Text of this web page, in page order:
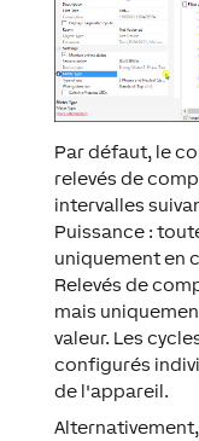
Par défaut, le
relevés de
intervalles
Puissance :
uniquement en
Relevés de
mais
valeur. Les
configurés
de l'appareil.